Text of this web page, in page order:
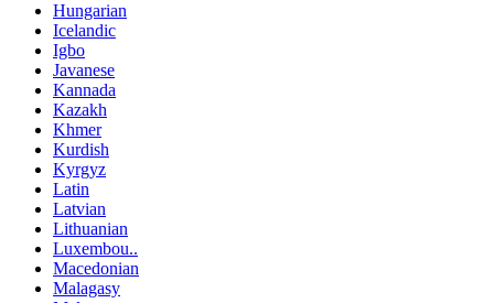
Hungarian
Icelandic
Igbo
Javanese
Kannada
Kazakh
Khmer
Kurdish
Kyrgyz
Latin
Latvian
Lithuanian
Luxembou..
Macedonian
Malagasy